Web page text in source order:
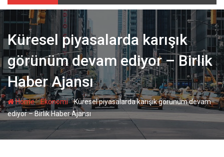
Küresel piyasalarda karışık
görünüm devam ediyor – Birlik
Haber Ajansı
Home-Ekonomi-Küresel piyasalarda karışık görünüm devam
ediyor – Birlik Haber Ajansı